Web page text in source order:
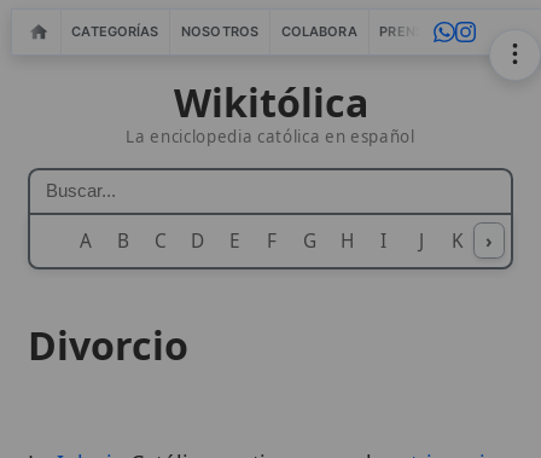
CATEGORÍAS NOSOTROS COLABORA PRENSA WEBMASTERS
Wikitólica
La enciclopedia católica en español
A B C D E F G H I J K L M
›